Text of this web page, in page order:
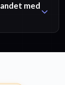
med